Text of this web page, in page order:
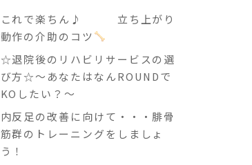
これで楽ちん♪ 立ち上がり
動作の介助のコツ
☆退院後のリハビリサービスの選
び方☆～あなたはなんROUNDで
KOしたい？～
内反足の改善に向けて・・・腓骨
筋群のトレーニングをしましょ
う！